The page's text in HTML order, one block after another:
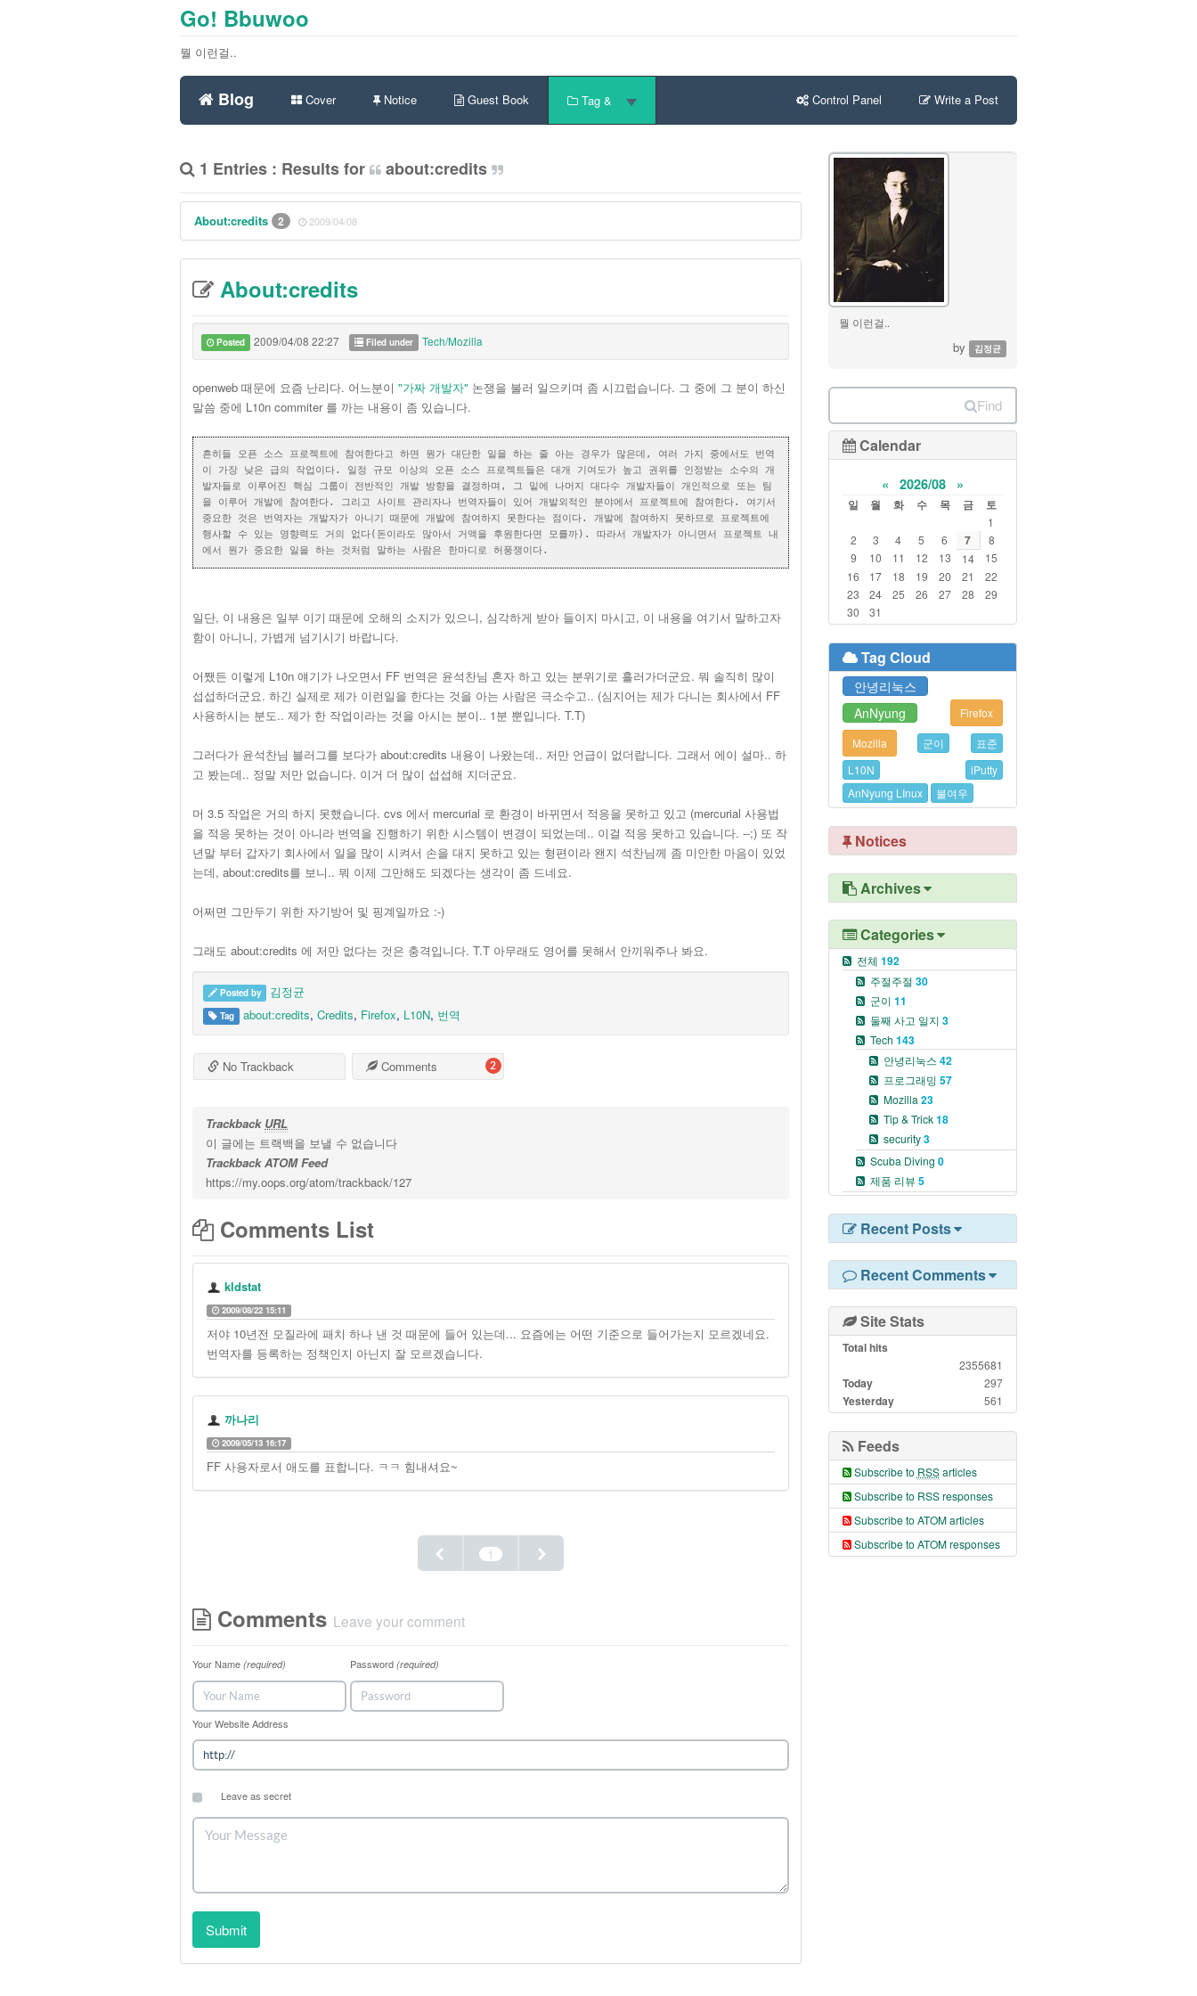
Go! Bbuwoo
뭘 이런걸..
Blog Cover Notice Guest Book Tag & Control Panel Write a Post
1 Entries : Results for about:credits
About:credits 2 2009/04/08
About:credits
Posted 2009/04/08 22:27 Filed under Tech/Mozilla
openweb 때문에 요즘 난리다. 어느분이 "가짜 개발자" 논쟁을 불러 일으키며 좀 시끄럽습니다. 그 중에 그 분이 하신
말씀 중에 L10n commiter 를 까는 내용이 좀 있습니다.
흔히들 오픈 소스 프로젝트에 참여한다고 하면 뭔가 대단한 일을 하는 줄 아는 경우가 많은데, 여러 가지 중에서도 번역
이 가장 낮은 급의 작업이다. 일정 규모 이상의 오픈 소스 프로젝트들은 대개 기여도가 높고 권위를 인정받는 소수의 개
발자들로 이루어진 핵심 그룹이 전반적인 개발 방향을 결정하며, 그 밑에 나머지 대다수 개발자들이 개인적으로 또는 팀
을 이루어 개발에 참여한다. 그리고 사이트 관리자나 번역자들이 있어 개발외적인 분야에서 프로젝트에 참여한다. 여기서
중요한 것은 번역자는 개발자가 아니기 때문에 개발에 참여하지 못한다는 점이다. 개발에 참여하지 못하므로 프로젝트에
행사할 수 있는 영향력도 거의 없다(돈이라도 많아서 거액을 후원한다면 모를까). 따라서 개발자가 아니면서 프로젝트 내
에서 뭔가 중요한 일을 하는 것처럼 말하는 사람은 한마디로 허풍쟁이다.
일단, 이 내용은 일부 이기 때문에 오해의 소지가 있으니, 심각하게 받아 들이지 마시고, 이 내용을 여기서 말하고자
함이 아니니, 가볍게 넘기시기 바랍니다.
어쨌든 이렇게 L10n 얘기가 나오면서 FF 번역은 윤석찬님 혼자 하고 있는 분위기로 흘러가더군요. 뭐 솔직히 많이
섭섭하더군요. 하긴 실제로 제가 이런일을 한다는 것을 아는 사람은 극소수고.. (심지어는 제가 다니는 회사에서 FF
사용하시는 분도.. 제가 한 작업이라는 것을 아시는 분이.. 1분 뿐입니다. T.T)
그러다가 윤석찬님 블러그를 보다가 about:credits 내용이 나왔는데.. 저만 언급이 없더랍니다. 그래서 에이 설마.. 하
고 봤는데.. 정말 저만 없습니다. 이거 더 많이 섭섭해 지더군요.
머 3.5 작업은 거의 하지 못했습니다. cvs 에서 mercurial 로 환경이 바뀌면서 적응을 못하고 있고 (mercurial 사용법
을 적응 못하는 것이 아니라 번역을 진행하기 위한 시스템이 변경이 되었는데.. 이걸 적응 못하고 있습니다. --;) 또 작
년말 부터 갑자기 회사에서 일을 많이 시켜서 손을 대지 못하고 있는 형편이라 왠지 석찬님께 좀 미안한 마음이 있었
는데, about:credits를 보니.. 뭐 이제 그만해도 되겠다는 생각이 좀 드네요.
어쩌면 그만두기 위한 자기방어 및 핑계일까요 :-)
그래도 about:credits 에 저만 없다는 것은 충격입니다. T.T 아무래도 영어를 못해서 안끼워주나 봐요.
Posted by 김정균
Tag about:credits, Credits, Firefox, L10N, 번역
No Trackback Comments 2
Trackback URL
이 글에는 트랙백을 보낼 수 없습니다
Trackback ATOM Feed
https://my.oops.org/atom/trackback/127
Comments List
kldstat
2009/08/22 15:11
저야 10년전 모질라에 패치 하나 낸 것 때문에 들어 있는데... 요즘에는 어떤 기준으로 들어가는지 모르겠네요.
번역자를 등록하는 정책인지 아닌지 잘 모르겠습니다.
까나리
2009/05/13 16:17
FF 사용자로서 애도를 표합니다. ㅋㅋ 힘내셔요~
1
Comments Leave your comment
Your Name (required) Password (required)
Your Website Address
Leave as secret
Submit
뭘 이런걸..
by 김정균
Find
Calendar
« 2026/08 »
일 월 화 수 목 금 토
1
2
3 4 5 6 7
8
9
10 11 12 13 14
15
16
17 18 19 20 21
22
23
24 25 26 27 28
29
30
31
Tag Cloud
안녕리눅스
AnNyung
Firefox
Mozilla
군이
표준
L10N
iPutty
AnNyung LInux
불여우
Notices
Archives
Categories
전체 192
주절주절 30
군이 11
둘째 사고 일지 3
Tech 143
안녕리눅스 42
프로그래밍 57
Mozilla 23
Tip & Trick18
security3
Scuba Diving 0
제품 리뷰 5
Recent Posts
Recent Comments
Site Stats
Total hits
2355681
Today 297
Yesterday 561
Feeds
Subscribe to RSSarticles
Subscribe to RSS responses
Subscribe to ATOM articles
Subscribe to ATOM responses